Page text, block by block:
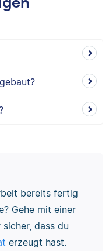
bereits fertig
Gehe mit einer
dass du
erzeugt hast.